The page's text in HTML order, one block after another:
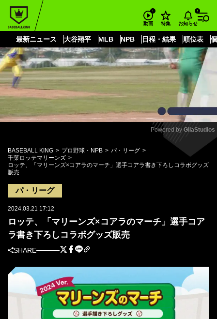
動画 特集 お知らせ
最新ニュース 大谷翔平 MLB NPB 日程・結果 順位表
もっと見る
Mute
Powered by GliaStudios
BASEBALL KING プロ野球・NPB
パ・リーグ
千葉ロッテマリーンズ
ロッテ、「マリーンズ×コアラのマーチ」選手コアラ書き下ろしコラボグッズ
販売
パ・リーグ
2024.03.21 17:12
ロッテ、「マリーンズ×コアラのマーチ」選手コア
ラ書き下ろしコラボグッズ販売
SHARE